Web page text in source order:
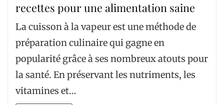
recettes pour une alimentation saine
La cuisson à la vapeur est une méthode de
préparation culinaire qui gagne en
popularité grâce à ses nombreux atouts pour
la santé. En préservant les nutriments, les
vitamines et…